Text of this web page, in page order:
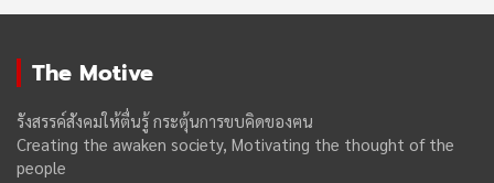
The Motive
รังสรรค์สังคมให้ตื่นรู้ กระตุ้นการขบคิดของฅน
Creating the awaken society, Motivating the thought of the
people